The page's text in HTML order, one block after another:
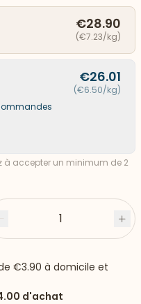
€28.90
(€7.23/kg)
€26.01
(€6.50/kg)
à accepter un minimum de 2
1
€3.90 à domicile et
d'achat